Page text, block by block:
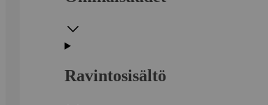
Ravintosisältö